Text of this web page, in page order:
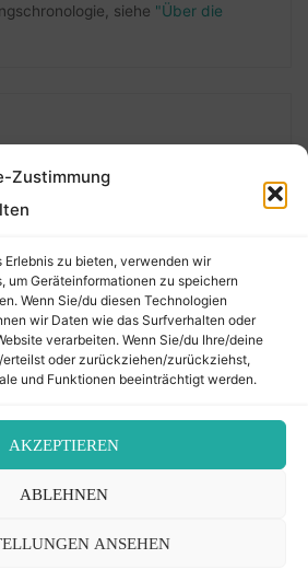
Zustimmung
Erlebnis zu bieten, verwenden wir
um Geräteinformationen zu speichern
Wenn Sie/du diesen Technologien
wir Daten wie das Surfverhalten oder
verarbeiten. Wenn Sie/du Ihre/deine
oder zurückziehen/zurückziehst,
und Funktionen beeinträchtigt werden.
AKZEPTIEREN
ABLEHNEN
ANSEHEN
siehe "Über die
Der Transkribierer
/ Impressum
Richtlinie (EU)
Back
to